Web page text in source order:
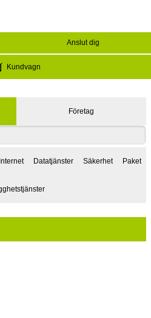
Anslut dig
Kundvagn
Företag
Internet Datatjänster Säkerhet Paket